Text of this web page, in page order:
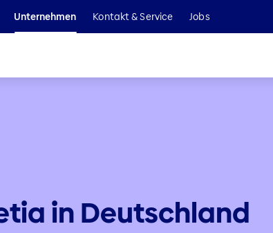
Wir sind Teil der Helvetia Baloise Gruppe
Unternehmen Kontakt & Service Jobs
in Deutschland